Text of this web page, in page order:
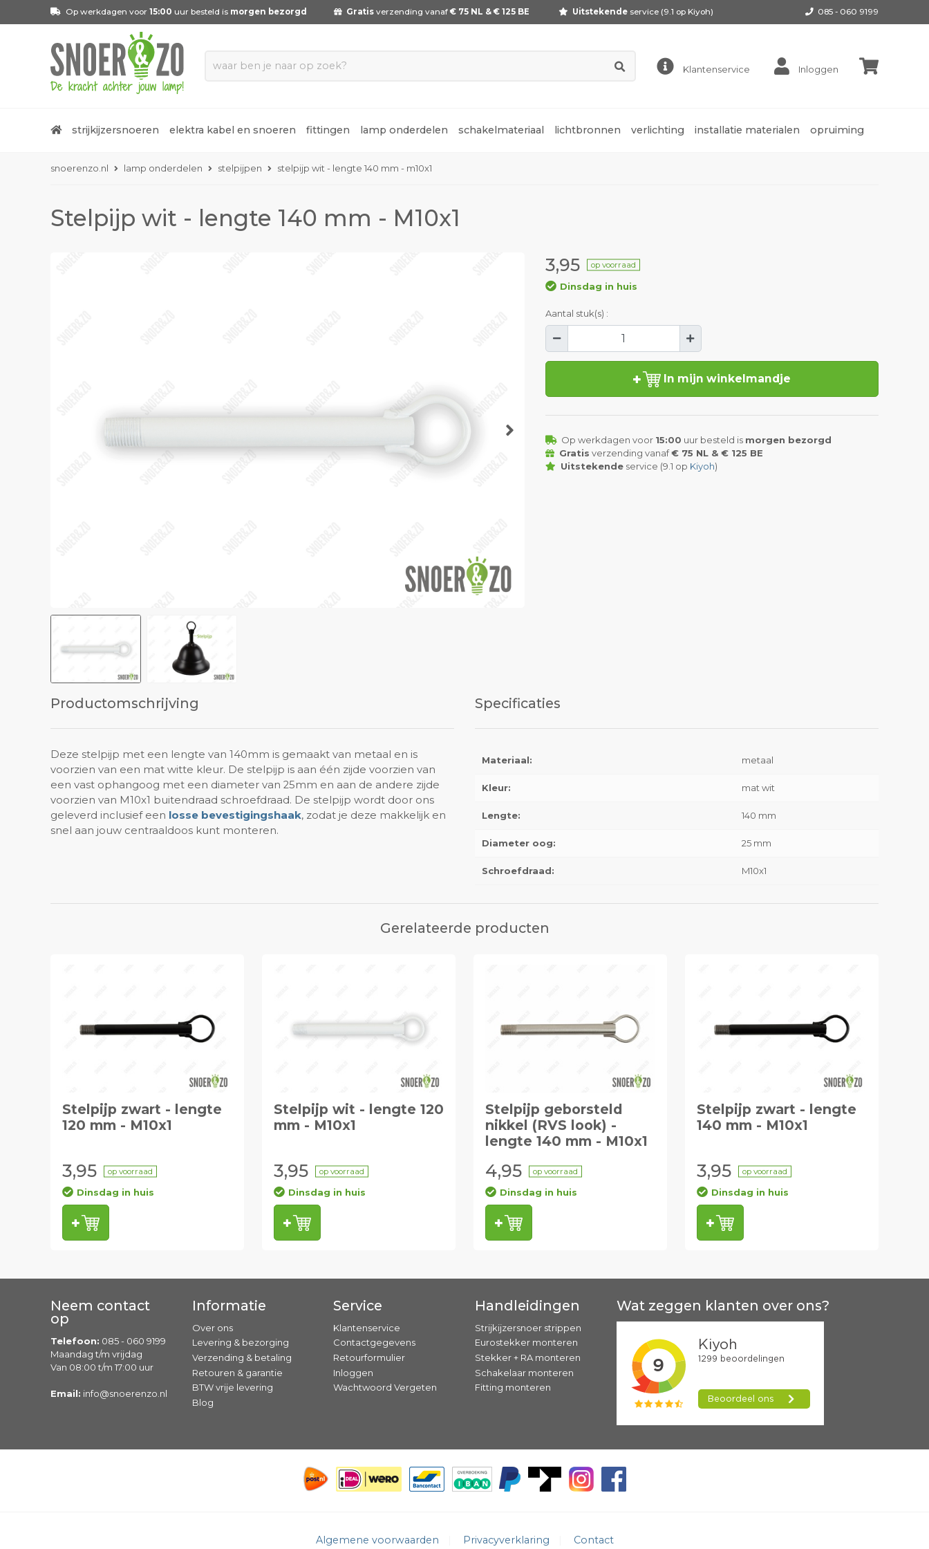
Op werkdagen voor 15:00 uur besteld is morgen bezorgd Gratis verzending vanaf € 75 NL & € 125 BE Uitstekendeservice (9.1 op Kiyoh) 085 - 060 9199
Klantenservice Inloggen
strijkijzersnoeren elektra kabel en snoeren fittingen lamp onderdelen schakelmateriaal lichtbronnen verlichting installatie materialen opruiming
snoerenzo.nl lamp onderdelen stelpijpen stelpijp wit - lengte 140 mm - m10x1
Stelpijp wit - lengte 140 mm - M10x1
3,95 op voorraad
Dinsdag in huis
Aantal stuk(s) :
In mijn winkelmandje
Op werkdagen voor 15:00 uur besteld is morgen bezorgd
Gratis verzending vanaf€ 75 NL & € 125 BE
Uitstekendeservice (9.1 op Kiyoh)
Productomschrijving
Deze stelpijp met een lengte van 140mm is gemaakt van metaal en is
voorzien van een mat witte kleur. De stelpijp is aan één zijde voorzien van
een vast ophangoog met een diameter van 25mm en aan de andere zijde
voorzien van M10x1 buitendraad schroefdraad. De stelpijp wordt door ons
geleverd inclusief een losse bevestigingshaak, zodat je deze makkelijk en
snel aan jouw centraaldoos kunt monteren.
Specificaties
Materiaal: metaal
Kleur: mat wit
Lengte: 140 mm
Diameter oog: 25 mm
Schroefdraad: M10x1
Gerelateerde producten
Stelpijp zwart - lengte
120 mm - M10x1
3,95 op voorraad
Dinsdag in huis
Stelpijp wit - lengte 120
mm - M10x1
3,95 op voorraad
Dinsdag in huis
Stelpijp geborsteld
nikkel (RVS look) -
lengte 140 mm - M10x1
4,95 op voorraad
Dinsdag in huis
Stelpijp zwart - lengte
140 mm - M10x1
3,95 op voorraad
Dinsdag in huis
Neem contact
op
Telefoon: 085 - 060 9199
Maandag t/m vrijdag
Van 08:00 t/m 17:00 uur
Email: info@snoerenzo.nl
Informatie
Over ons
Levering & bezorging
Verzending & betaling
Retouren & garantie
BTW vrije levering
Blog
Service
Klantenservice
Contactgegevens
Retourformulier
Inloggen
Wachtwoord Vergeten
Handleidingen
Strijkijzersnoer strippen
Eurostekker monteren
Stekker + RA monteren
Schakelaar monteren
Fitting monteren
Wat zeggen klanten over ons?
Algemene voorwaarden Privacyverklaring Contact